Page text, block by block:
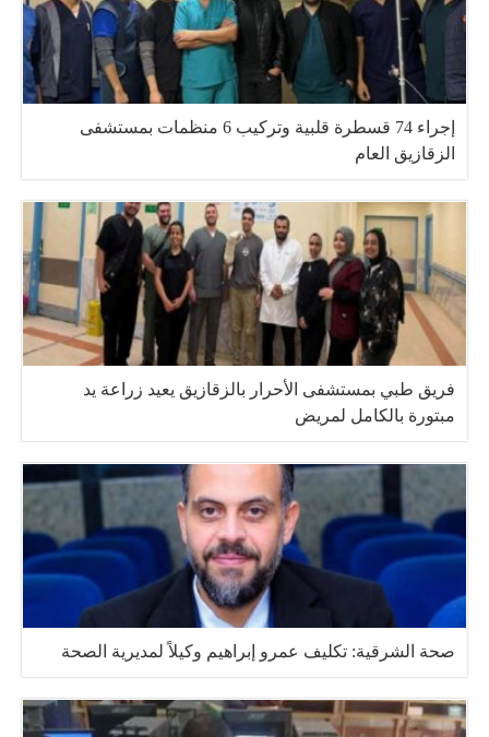
إجراء 74 قسطرة قلبية وتركيب 6 منظمات بمستشفى
الزقازيق العام
فريق طبي بمستشفى الأحرار بالزقازيق يعيد زراعة يد
مبتورة بالكامل لمريض
صحة الشرقية: تكليف عمرو إبراهيم وكيلاً لمديرية الصحة